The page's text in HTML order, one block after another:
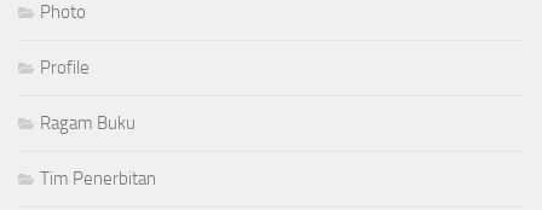
Photo
Profile
Ragam Buku
Tim Penerbitan